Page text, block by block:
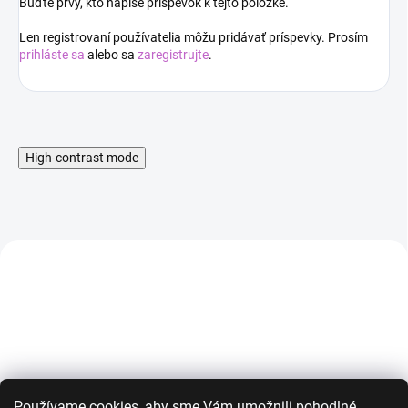
Buďte prvý, kto napíše príspevok k tejto položke.
Len registrovaní používatelia môžu pridávať príspevky. Prosím
prihláste sa alebo sa zaregistrujte.
High-contrast mode